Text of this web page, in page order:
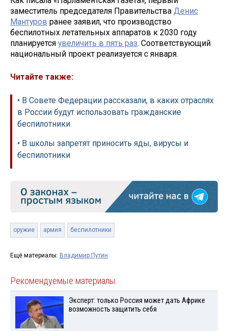
заместитель председателя Правительства Денис
Мантуров ранее заявил, что производство
беспилотных летательных аппаратов к 2030 году
планируется увеличить в пять раз. Соответствующий
национальный проект реализуется с января.
Читайте также:
• В Совете Федерации рассказали, в каких отраслях
в России будут использовать гражданские
беспилотники
• В школы запретят приносить яды, вирусы и
беспилотники
оружие армия беспилотники
Ещё материалы: Владимир Путин
Рекомендуемые материалы
Эксперт: только Россия может дать Африке
возможность защитить себя